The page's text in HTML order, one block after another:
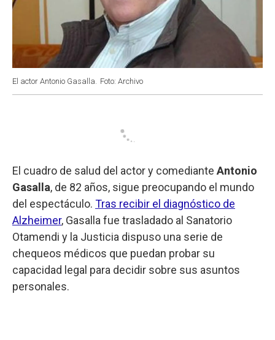
El actor Antonio Gasalla. Foto: Archivo
El cuadro de salud del actor y comediante Antonio
Gasalla, de 82 años, sigue preocupando el mundo
del espectáculo. Tras recibir el diagnóstico de
Alzheimer, Gasalla fue trasladado al Sanatorio
Otamendi y la Justicia dispuso una serie de
chequeos médicos que puedan probar su
capacidad legal para decidir sobre sus asuntos
personales.